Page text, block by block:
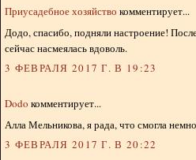
Приусадебное хозяйство комментирует...
Додо, спасибо, подняли настроение!
сейчас насмеялась вдоволь.
3 ФЕВРАЛЯ 2017 Г. В 19:23
Dodo комментирует...
Алла Мельникова, я рада, что смогла
3 ФЕВРАЛЯ 2017 Г. В 20:22